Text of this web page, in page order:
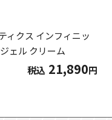
ィクス インフィニッ
ェル クリーム
税込 21,890円